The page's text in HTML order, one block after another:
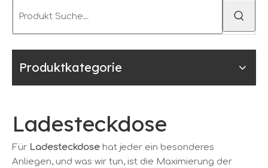
Produktkategorie
Ladesteckdose
Für Ladesteckdose hat jeder ein besonderes
Anliegen, und was wir tun, ist die Maximierung der